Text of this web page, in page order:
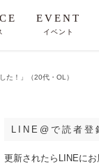
EVENT
イベント
た！」（20代・OL）
LINE@で読者登
更新されたらLINEにお